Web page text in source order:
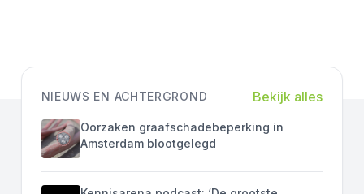
NIEUWS EN ACHTERGROND Bekijk alles
Oorzaken graafschadebeperking in
Amsterdam blootgelegd